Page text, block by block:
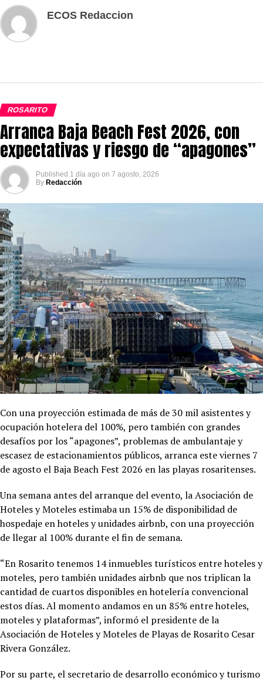
ECOS Redaccion
ROSARITO
Arranca Baja Beach Fest 2026, con
expectativas y riesgo de “apagones”
Published 1 día ago on 7 agosto, 2026
By Redacción
Con una proyección estimada de más de 30 mil asistentes y
ocupación hotelera del 100%, pero también con grandes
desafíos por los “apagones”, problemas de ambulantaje y
escasez de estacionamientos públicos, arranca este viernes 7
de agosto el Baja Beach Fest 2026 en las playas rosaritenses.
Una semana antes del arranque del evento, la Asociación de
Hoteles y Moteles estimaba un 15% de disponibilidad de
hospedaje en hoteles y unidades airbnb, con una proyección
de llegar al 100% durante el fin de semana.
“En Rosarito tenemos 14 inmuebles turísticos entre hoteles y
moteles, pero también unidades airbnb que nos triplican la
cantidad de cuartos disponibles en hotelería convencional
estos días. Al momento andamos en un 85% entre hoteles,
moteles y plataformas”, informó el presidente de la
Asociación de Hoteles y Moteles de Playas de Rosarito Cesar
Rivera González.
Por su parte, el secretario de desarrollo económico y turismo